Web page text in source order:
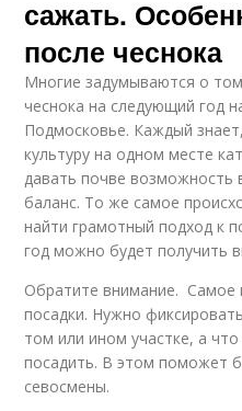
сажать.
после чеснока
Многие задумываются о
чеснока на следующий год
Подмосковье. Каждый
культуру на одном месте
давать почве возможность
баланс. То же самое
найти грамотный подход к
год можно будет получить
Обратите внимание. Самое
посадки. Нужно
том или ином участке, а
посадить. В этом поможет
севосмены.